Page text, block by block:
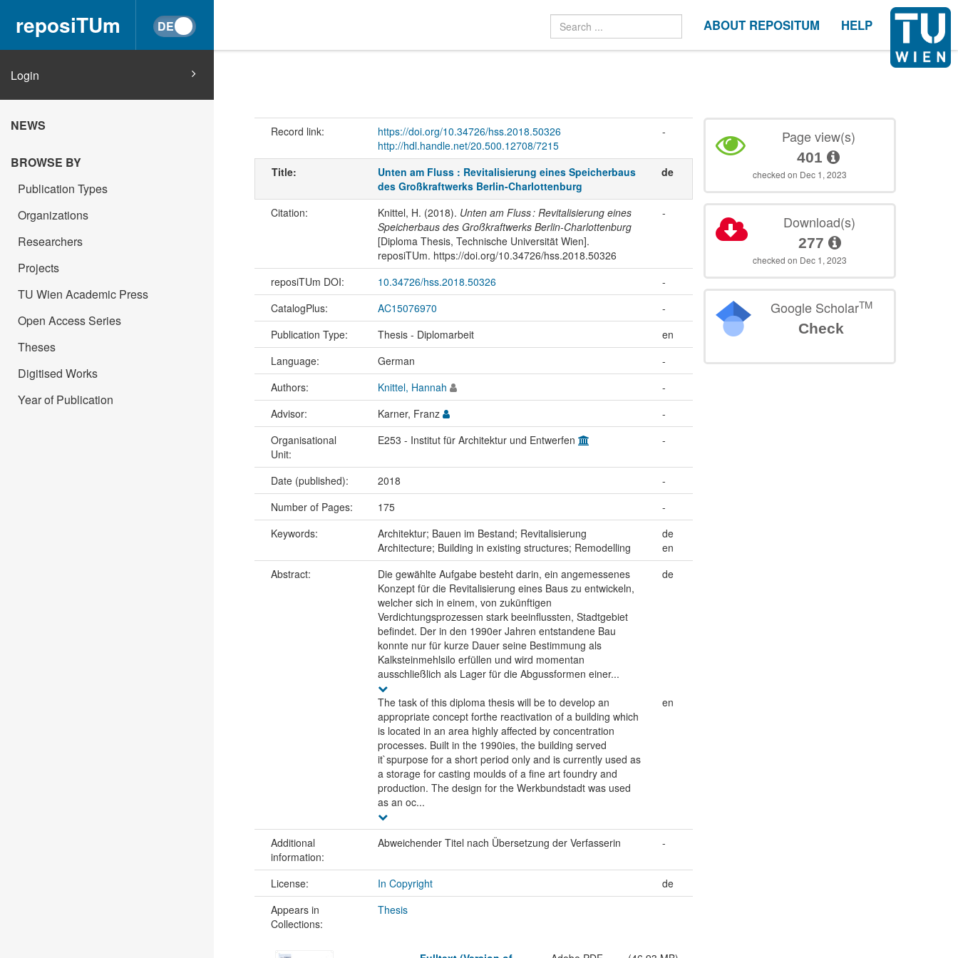
reposiTUm ABOUT REPOSITUM HELP
Login
NEWS
BROWSE BY
Publication Types
Organizations
Researchers
Projects
TU Wien Academic Press
Open Access Series
Theses
Digitised Works
Year of Publication
Record link:
https://doi.org/10.34726/hss.2018.50326
http://hdl.handle.net/20.500.12708/7215
-
Title:
Unten am Fluss : Revitalisierung eines Speicherbaus
des Großkraftwerks Berlin-Charlottenburg
de
Citation: Knittel, H. (2018). Unten am Fluss : Revitalisierung eines
Speicherbaus des Großkraftwerks Berlin-Charlottenburg
[Diploma Thesis, Technische Universität Wien].
reposiTUm. https://doi.org/10.34726/hss.2018.50326
-
reposiTUm DOI: 10.34726/hss.2018.50326
-
CatalogPlus:
AC15076970
-
Publication Type:
Thesis - Diplomarbeit
en
Language:
German
-
Authors:
Knittel, Hannah
-
Advisor:
Karner, Franz
-
Organisational
Unit:
E253 - Institut für Architektur und Entwerfen -
Date (published): 2018
-
Number of Pages:
175
-
Keywords:
Architektur; Bauen im Bestand; Revitalisierung
de
Architecture; Building in existing structures; Remodelling
en
Abstract:
Die gewählte Aufgabe besteht darin, ein angemessenes
Konzept für die Revitalisierung eines Baus zu entwickeln,
welcher sich in einem, von zukünftigen
Verdichtungsprozessen stark beeinflussten, Stadtgebiet
befindet. Der in den 1990er Jahren entstandene Bau
konnte nur für kurze Dauer seine Bestimmung als
Kalksteinmehlsilo erfüllen und wird momentan
ausschließlich als Lager für die Abgussformen einer...
de
The task of this diploma thesis will be to develop an
appropriate concept forthe reactivation of a building which
is located in an area highly affected by concentration
processes. Built in the 1990ies, the building served
it`spurpose for a short period only and is currently used as
a storage for casting moulds of a fine art foundry and
production. The design for the Werkbundstadt was used
as an oc...
en
Additional
information:
Abweichender Titel nach Übersetzung der Verfasserin -
License: In Copyright
de
Appears in
Collections:
Thesis
Page view(s)
401
checked on Dec 1, 2023
Download(s)
277
checked on Dec 1, 2023
Google ScholarTM
Check